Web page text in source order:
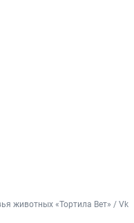
животных «Тортила Вет» / Vk